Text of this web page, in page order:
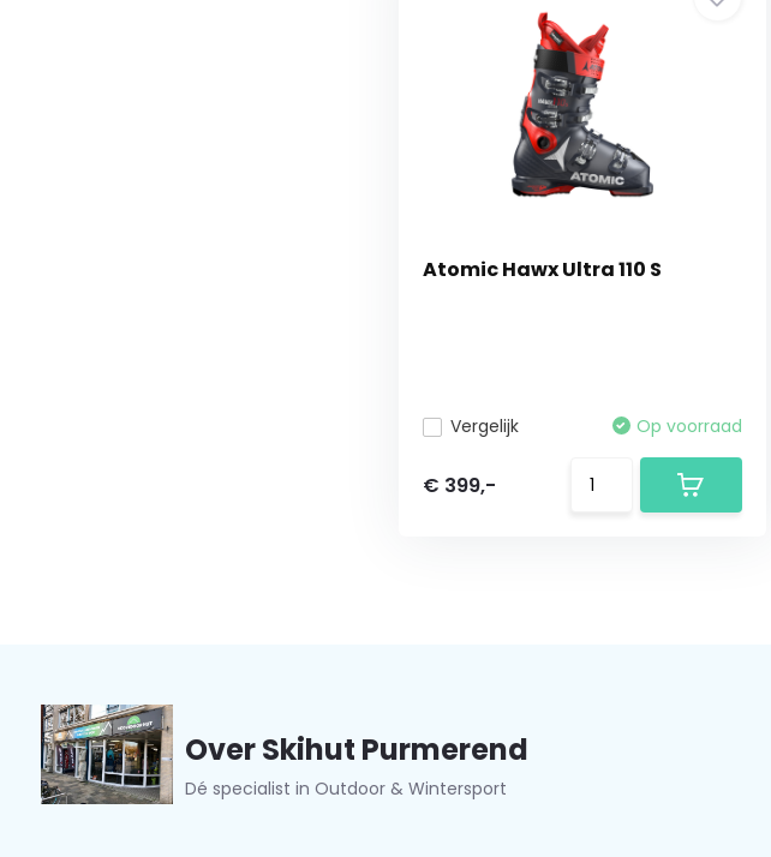
Atomic Hawx Ultra 110 S
Vergelijk Op voorraad
€ 399,-
Over Skihut Purmerend
Dé specialist in Outdoor & Wintersport